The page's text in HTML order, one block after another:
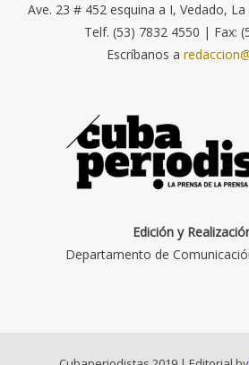
Ave. 23 # 452 esquina a I, Vedado,
Telf. (53) 7832 4550 | Fax:
Escríbanos a
Edición y
Departamento de